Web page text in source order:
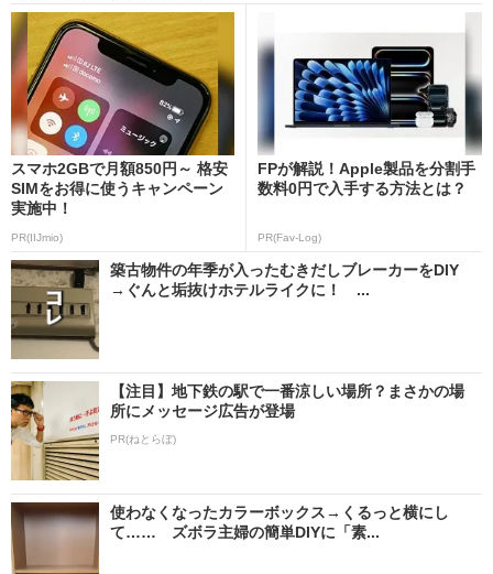
スマホ2GBで月額850円～ 格安
SIMをお得に使うキャンペーン
実施中！
PR(IIJmio)
FPが解説！Apple製品を分割手
数料0円で入手する方法とは？
PR(Fav-Log)
築古物件の年季が入ったむきだしブレーカーをDIY
→ぐんと垢抜けホテルライクに！ ...
【注目】地下鉄の駅で一番涼しい場所？まさかの場
所にメッセージ広告が登場
PR(ねとらぼ)
使わなくなったカラーボックス→くるっと横にし
て…… ズボラ主婦の簡単DIYに「素...